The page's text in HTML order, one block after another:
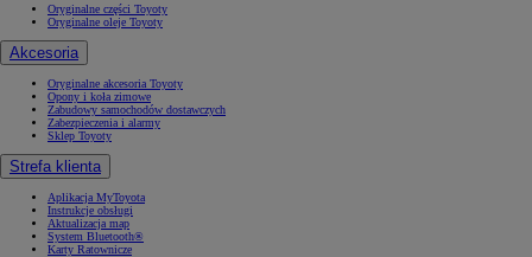
Oryginalne części Toyoty
Oryginalne oleje Toyoty
Akcesoria
Oryginalne akcesoria Toyoty
Opony i koła zimowe
Zabudowy samochodów dostawczych
Zabezpieczenia i alarmy
Sklep Toyoty
Strefa klienta
Aplikacja MyToyota
Instrukcje obsługi
Aktualizacja map
System Bluetooth®
Karty Ratownicze